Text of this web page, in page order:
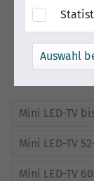
Mini LED-TV
Mini LED-TV
Mini LED-TV